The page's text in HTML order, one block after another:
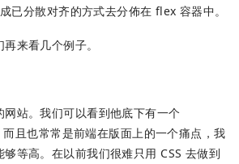
已分散对齐的方式去分佈在 flex 容器中。
来看几个例子。
站。我们可以看到他底下有一个
且也常常是前端在版面上的一个痛点，我
等高。在以前我们很难只用 CSS 去做到